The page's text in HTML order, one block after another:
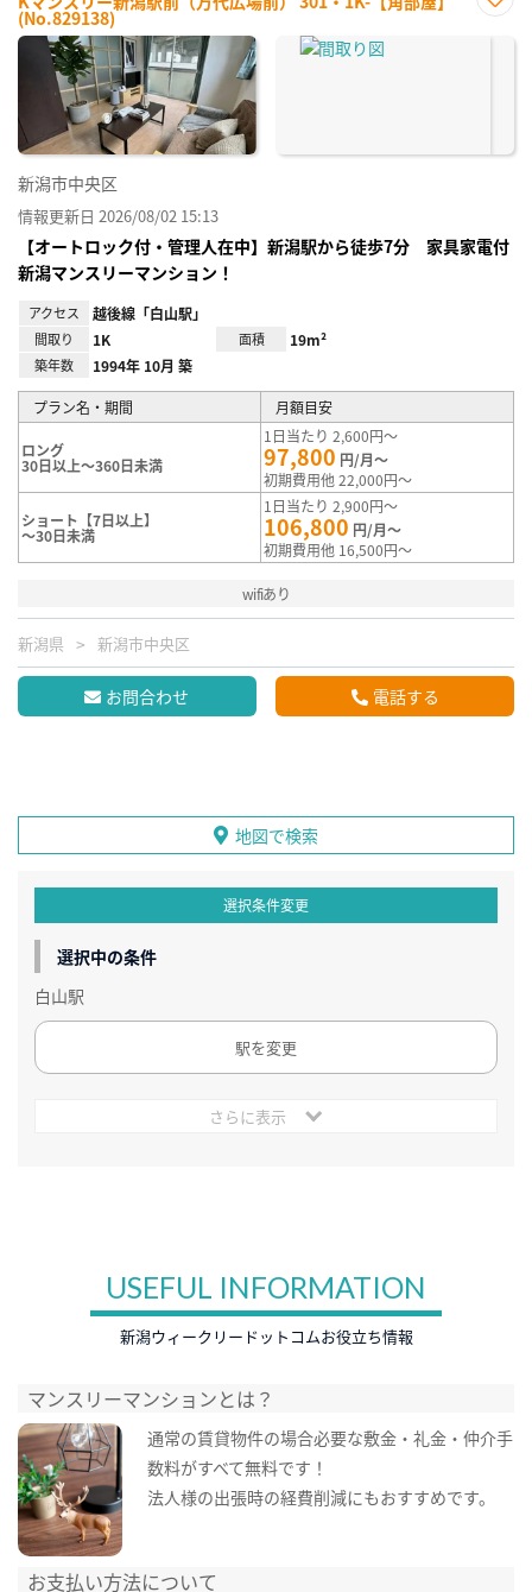
(No.829138)
に入
新潟市中央区
情報更新日 2026/08/02 15:13
【オートロック付・管理人在中】新潟駅から徒歩7分 家具家電付
新潟マンスリーマンション！
アクセス 越後線「白山駅」
間取り 1K 面積 19m²
築年数 1994年 10月 築
プラン名・期間 月額目安
ロング
30日以上～360日未満
1日当たり 2,600円～
97,800 円/月～
初期費用他 22,000円～
ショート【7日以上】
～30日未満
1日当たり 2,900円～
106,800 円/月～
初期費用他 16,500円～
wifiあり
新潟県 新潟市中央区
お問合わせ 電話する
地図で検索
選択条件変更
選択中の条件
白山駅
駅を変更
さらに表示
USEFUL INFORMATION
新潟ウィークリードットコムお役立ち情報
マンスリーマンションとは？
通常の賃貸物件の場合必要な敷金・礼金・仲介手
数料がすべて無料です！
法人様の出張時の経費削減にもおすすめです。
お支払い方法について